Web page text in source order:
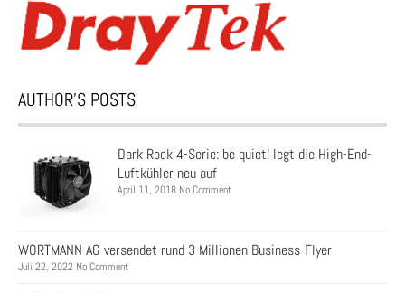
AUTHOR’S POSTS
Dark Rock 4-Serie: be quiet! legt die High-End-
Luftkühler neu auf
April 11, 2018 No Comment
WORTMANN AG versendet rund 3 Millionen Business-Flyer
Juli 22, 2022 No Comment